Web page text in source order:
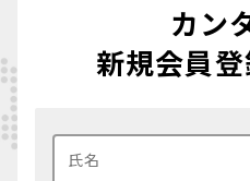
カン
新規会員登